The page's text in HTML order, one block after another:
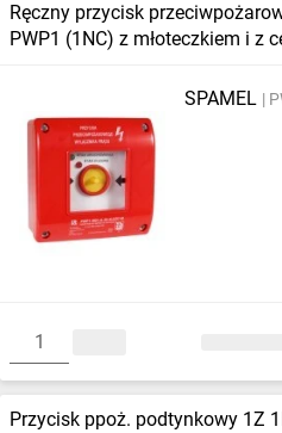
Ręczny przycisk
PWP1 (1NC) z młoteczkiem i z
SPAMEL
Przycisk ppoż. podtynkowy 1Z